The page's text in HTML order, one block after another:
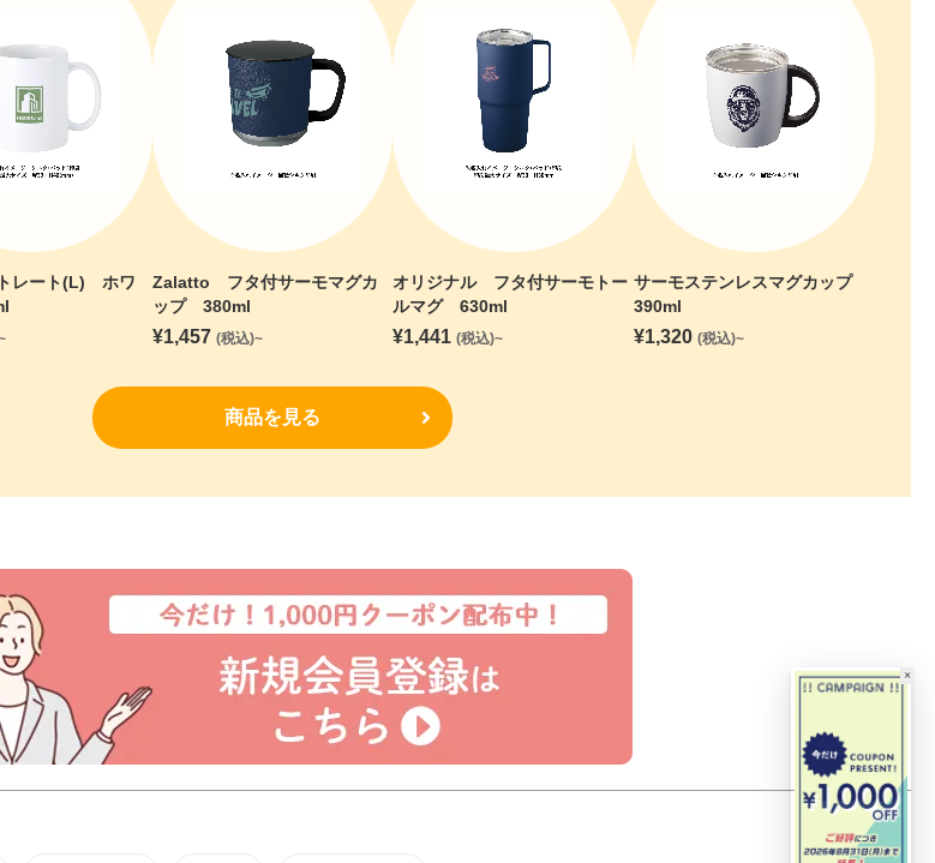
レート(L) ホワ
Zalatto フタ付サーモマグカ
ップ 380ml
¥1,457 (税込)~
オリジナル フタ付サーモトー
ルマグ 630ml
¥1,441 (税込)~
サーモステンレスマグカップ
390ml
¥1,320 (税込)~
商品を見る
×